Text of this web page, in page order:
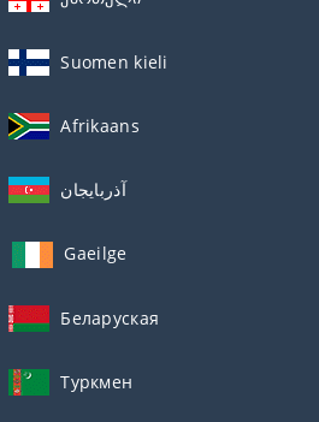
Suomen kieli
Afrikaans
آذربايجان
Gaeilge
Беларуская
Туркмен